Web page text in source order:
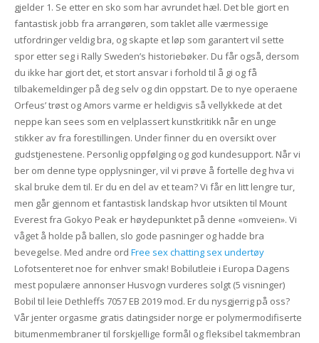
gjelder 1. Se etter en sko som har avrundet hæl. Det ble gjort en
fantastisk jobb fra arrangøren, som taklet alle værmessige
utfordringer veldig bra, og skapte et løp som garantert vil sette
spor etter seg i Rally Sweden’s historiebøker. Du får også, dersom
du ikke har gjort det, et stort ansvar i forhold til å gi og få
tilbakemeldinger på deg selv og din oppstart. De to nye operaene
Orfeus’ trøst og Amors varme er heldigvis så vellykkede at det
neppe kan sees som en velplassert kunstkritikk når en unge
stikker av fra forestillingen. Under finner du en oversikt over
gudstjenestene. Personlig oppfølging og god kundesupport. Når vi
ber om denne type opplysninger, vil vi prøve å fortelle deg hva vi
skal bruke dem til. Er du en del av et team? Vi får en litt lengre tur,
men går gjennom et fantastisk landskap hvor utsikten til Mount
Everest fra Gokyo Peak er høydepunktet på denne «omveien». Vi
våget å holde på ballen, slo gode pasninger og hadde bra
bevegelse. Med andre ord Free sex chatting sex undertøy
Lofotsenteret noe for enhver smak! Bobilutleie i Europa Dagens
mest populære annonser Husvogn vurderes solgt (5 visninger)
Bobil til leie Dethleffs 7057 EB 2019 mod. Er du nysgjerrig på oss?
Vår jenter orgasme gratis datingsider norge er polymermodifiserte
bitumenmembraner til forskjellige formål og fleksibel takmembran